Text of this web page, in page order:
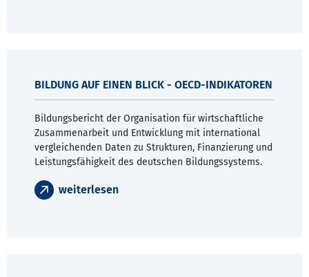
BILDUNG AUF EINEN BLICK - OECD-INDIKATOREN
Bildungsbericht der Organisation für wirtschaftliche
Zusammenarbeit und Entwicklung mit international
vergleichenden Daten zu Strukturen, Finanzierung und
Leistungsfähigkeit des deutschen Bildungssystems.
weiterlesen